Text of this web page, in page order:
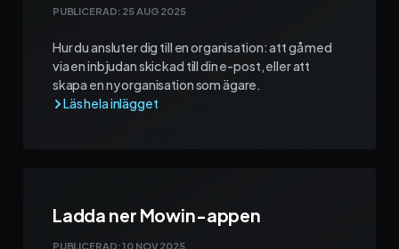
PUBLICERAD: 25 AUG 2025
Hur du ansluter dig till en organisation: att gå med
via en inbjudan skickad till din e-post, eller att
skapa en ny organisation som ägare.
Ladda ner Mowin-appen
PUBLICERAD:10 NOV 2025